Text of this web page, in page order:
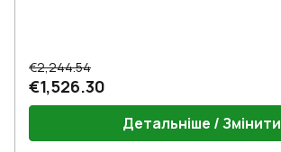
€2,244.54
€1,526.30
Детальніше / Змінити